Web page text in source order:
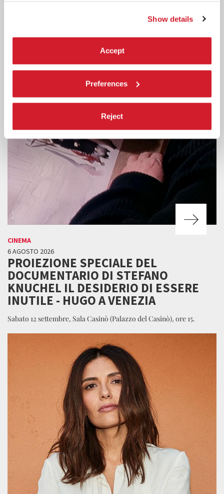
Show details
Accept
Preferences
Reject
CINEMA
6 AGOSTO 2026
PROIEZIONE SPECIALE DEL
DOCUMENTARIO DI STEFANO
KNUCHEL IL DESIDERIO DI ESSERE
INUTILE - HUGO A VENEZIA
Sabato 12 settembre, Sala Casinò (Palazzo del Casinò), ore 15.